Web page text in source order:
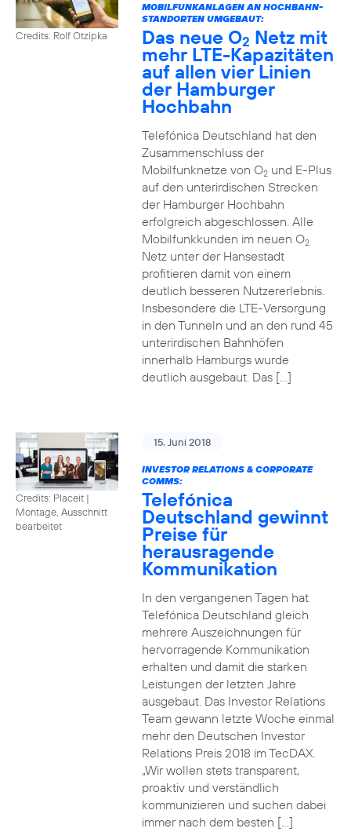
Credits: Rolf Otzipka
MOBILFUNKANLAGEN AN HOCHBAHN-
STANDORTEN UMGEBAUT:
Das neue O2 Netz mit
mehr LTE-Kapazitäten
auf allen vier Linien
der Hamburger
Hochbahn
Telefónica Deutschland hat den
Zusammenschluss der
Mobilfunknetze von O2und E-Plus
auf den unterirdischen Strecken
der Hamburger Hochbahn
erfolgreich abgeschlossen. Alle
Mobilfunkkunden im neuen O2
Netz unter der Hansestadt
profitieren damit von einem
deutlich besseren Nutzererlebnis.
Insbesondere die LTE-Versorgung
in den Tunneln und an den rund 45
unterirdischen Bahnhöfen
innerhalb Hamburgs wurde
deutlich ausgebaut. Das […]
Credits: Placeit |
Montage, Ausschnitt
bearbeitet
15. Juni 2018
INVESTOR RELATIONS & CORPORATE
COMMS:
Telefónica
Deutschland gewinnt
Preise für
herausragende
Kommunikation
In den vergangenen Tagen hat
Telefónica Deutschland gleich
mehrere Auszeichnungen für
hervorragende Kommunikation
erhalten und damit die starken
Leistungen der letzten Jahre
ausgebaut. Das Investor Relations
Team gewann letzte Woche einmal
mehr den Deutschen Investor
Relations Preis 2018 im TecDAX.
„Wir wollen stets transparent,
proaktiv und verständlich
kommunizieren und suchen dabei
immer nach dem besten […]